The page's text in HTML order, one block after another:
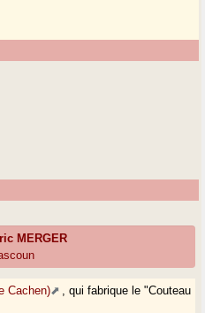
MERGER
Cachen)
, qui fabrique le "Couteau